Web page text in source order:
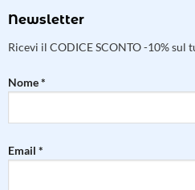
Newsletter
Ricevi il CODICE SCONTO -10% sul
Nome *
Email *